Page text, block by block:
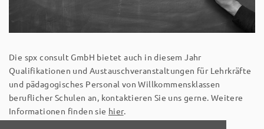
Die spx consult GmbH bietet auch in diesem Jahr
Qualifikationen und Austauschveranstaltungen für Lehrkräfte
und pädagogisches Personal von Willkommensklassen
beruflicher Schulen an, kontaktieren Sie uns gerne. Weitere
Informationen finden sie hier.